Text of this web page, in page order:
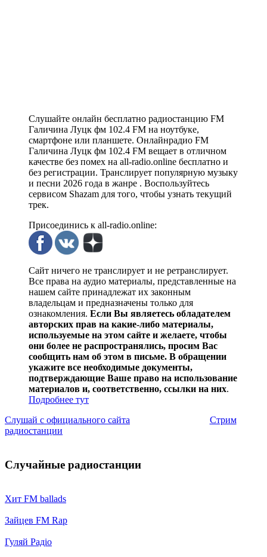
Слушайте онлайн бесплатно радиостанцию FM
Галичина Луцк фм 102.4 FM на ноутбуке,
смартфоне или планшете. Онлайнрадио FM
Галичина Луцк фм 102.4 FM вещает в отличном
качестве без помех на all-radio.online бесплатно и
без регистрации. Транслирует популярную музыку
и песни 2026 года в жанре . Воспользуйтесь
сервисом Shazam для того, чтобы узнать текущий
трек.
Присоединись к all-radio.online:
Сайт ничего не транслирует и не ретранслирует.
Все права на аудио материалы, представленные на
нашем сайте принадлежат их законным
владельцам и предназначены только для
ознакомления. Если Вы являетесь обладателем
авторских прав на какие-либо материалы,
используемые на этом сайте и желаете, чтобы
они более не распространялись, просим Вас
сообщить нам об этом в письме. В обращении
укажите все необходимые документы,
подтверждающие Ваше право на использование
материалов и, соответственно, ссылки на них.
Подробнее тут
Слушай с официального сайта
Стрим
радиостанции
Случайные радиостанции
Хит FM ballads
Зайцев FM Rap
Гуляй Радіо